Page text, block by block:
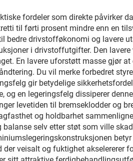
fordeler som direkte påvirker
til førti prosent mindre enn en
bedre drivstofføkonomi og lavere
i drivstoffutgifter. Den
En lavere uforstøtt masse gjør
Du vil merke forbedret
gir betydelige
og en legeringsfelg dissiperer
levetiden til bremseklodder og
og holdbarhet
selv etter støt som ville
veisalt og fuktighet akselererer